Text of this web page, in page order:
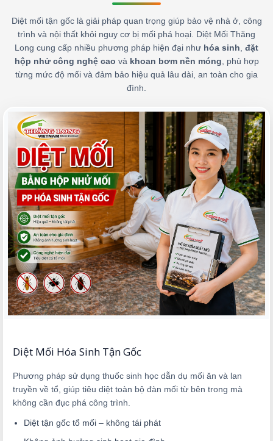
Diệt mối tận gốc là giải pháp quan trọng giúp bảo vệ nhà ở, công
trình và nội thất khỏi nguy cơ bị mối phá hoại. Diệt Mối Thăng
Long cung cấp nhiều phương pháp hiện đại như hóa sinh đặt
hộp nhử công nghệ cao và khoan bơm nền móng , phù hợp
từng mức độ mối và đảm bảo hiệu quả lâu dài, an toàn cho gia
đình.
Diệt Mối Hóa Sinh Tận Gốc
Phương pháp sử dụng thuốc sinh học dẫn dụ mối ăn và lan
truyền về tổ, giúp tiêu diệt toàn bộ đàn mối từ bên trong mà
không cần đục phá công trình.
Diệt tận gốc tổ mối – không tái phát